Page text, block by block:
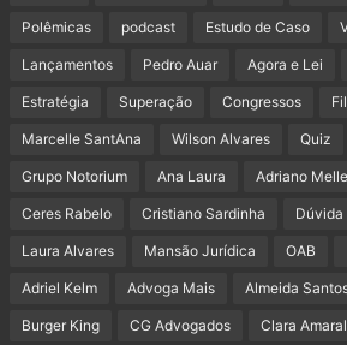
Polêmicas podcast Estudo de Caso
Lançamentos Pedro Auar Agora e Lei
Estratégia Superação Congressos
Marcelle SantAna Wilson Alvares Quiz
Grupo Notorium Ana Laura Adriano
Ceres Rabelo Cristiano Sardinha Dúvida
Laura Alvares Mansão Jurídica OAB
Adriel Kelm Advoga Mais Almeida
Burger King CG Advogados Clara Amaral